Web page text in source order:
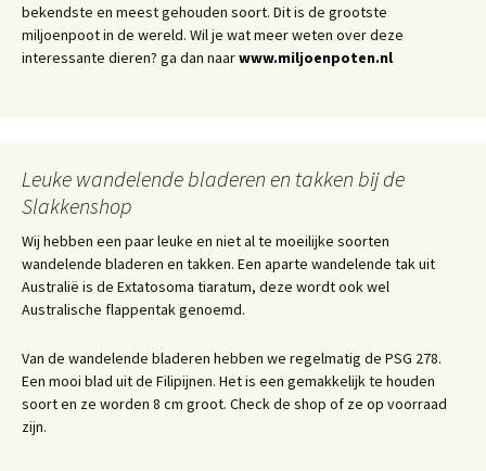
bekendste en meest gehouden soort. Dit is de grootste
miljoenpoot in de wereld. Wil je wat meer weten over deze
interessante dieren? ga dan naarwww.miljoenpoten.nl
Leuke wandelende bladeren en takken bij de
Slakkenshop
Wij hebben een paar leuke en niet al te moeilijke soorten
wandelende bladeren en takken. Een aparte wandelende tak uit
Australië is de Extatosoma tiaratum, deze wordt ook wel
Australische flappentak genoemd.
Van de wandelende bladeren hebben we regelmatig de PSG 278.
Een mooi blad uit de Filipijnen. Het is een gemakkelijk te houden
soort en ze worden 8 cm groot. Check de shop of ze op voorraad
zijn.